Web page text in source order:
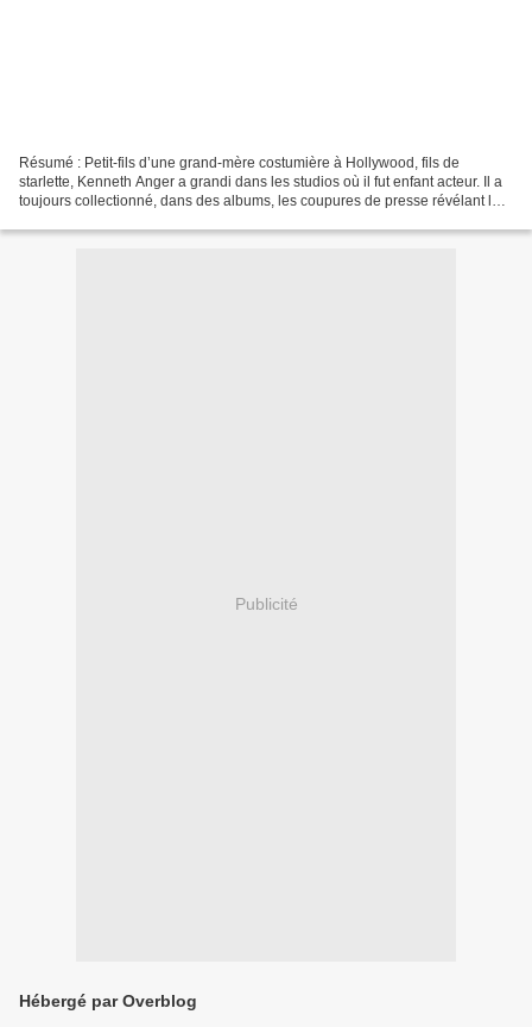
Résumé : Petit-fils d’une grand-mère costumière à Hollywood, fils de
starlette, Kenneth Anger a grandi dans les studios où il fut enfant acteur. Il a
toujours collectionné, dans des albums, les coupures de presse révélant la
Publicité
Hébergé par Overblog